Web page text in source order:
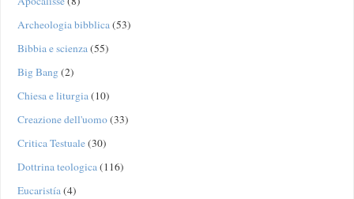
Archeologia bibblica(53)
Bibbia e scienza(55)
Big Bang(2)
Chiesa e liturgia(10)
Creazione dell'uomo(33)
Critica Testuale(30)
Dottrina teologica(116)
Eucaristía(4)